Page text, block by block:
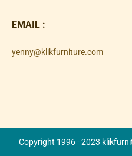
EMAIL :
yenny@klikfurniture.com
Copyright 1996 - 2023